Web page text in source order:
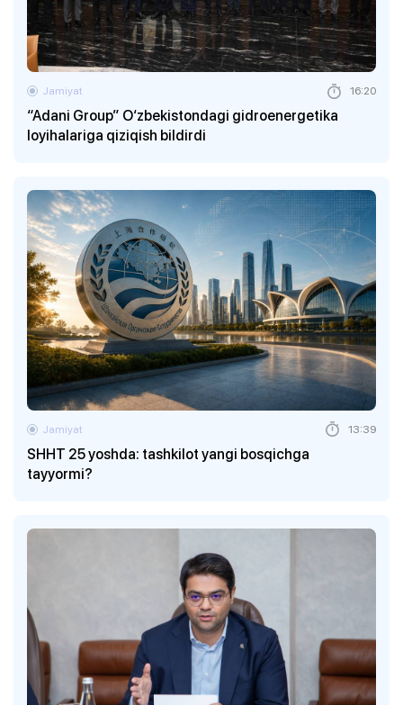
“Adani Group” O‘zbekistondagi gidroenergetika
loyihalariga qiziqish bildirdi
Jamiyat 16:20
SHHT 25 yoshda: tashkilot yangi bosqichga
tayyormi?
Jamiyat 13:39